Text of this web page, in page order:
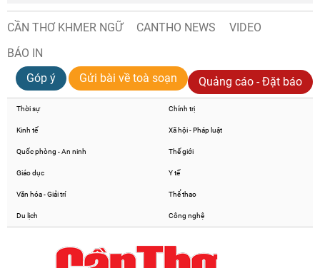
CẦN THƠ KHMER NGỮ CANTHO NEWS
VIDEO
BÁO IN
Góp ý
Gửi bài về toà soạn Quảng cáo - Đặt báo
Thời sự Chính trị
Kinh tế Xã hội - Pháp luật
Quốc phòng - An ninh Thế giới
Giáo dục Y tế
Văn hóa - Giải trí Thể thao
Du lịch Công nghệ